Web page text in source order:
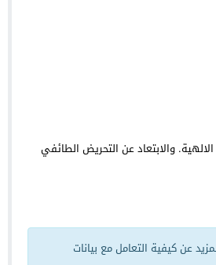
والابتعاد عن التحريض الطائفي
عن كيفية التعامل مع بيانات